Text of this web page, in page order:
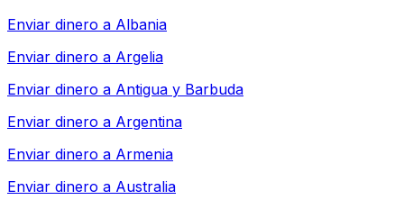
Enviar dinero a Albania
Enviar dinero a Argelia
Enviar dinero a Antigua y Barbuda
Enviar dinero a Argentina
Enviar dinero a Armenia
Enviar dinero a Australia